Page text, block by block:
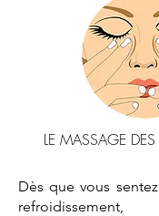
LE MASSAGE
Dès que vous